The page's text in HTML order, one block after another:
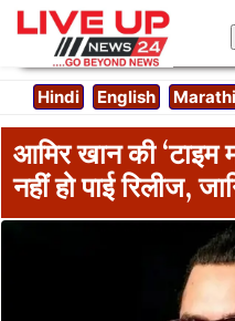
Hindi English Marathi
आमिर खान की
नहीं हो पाई रिलीज,